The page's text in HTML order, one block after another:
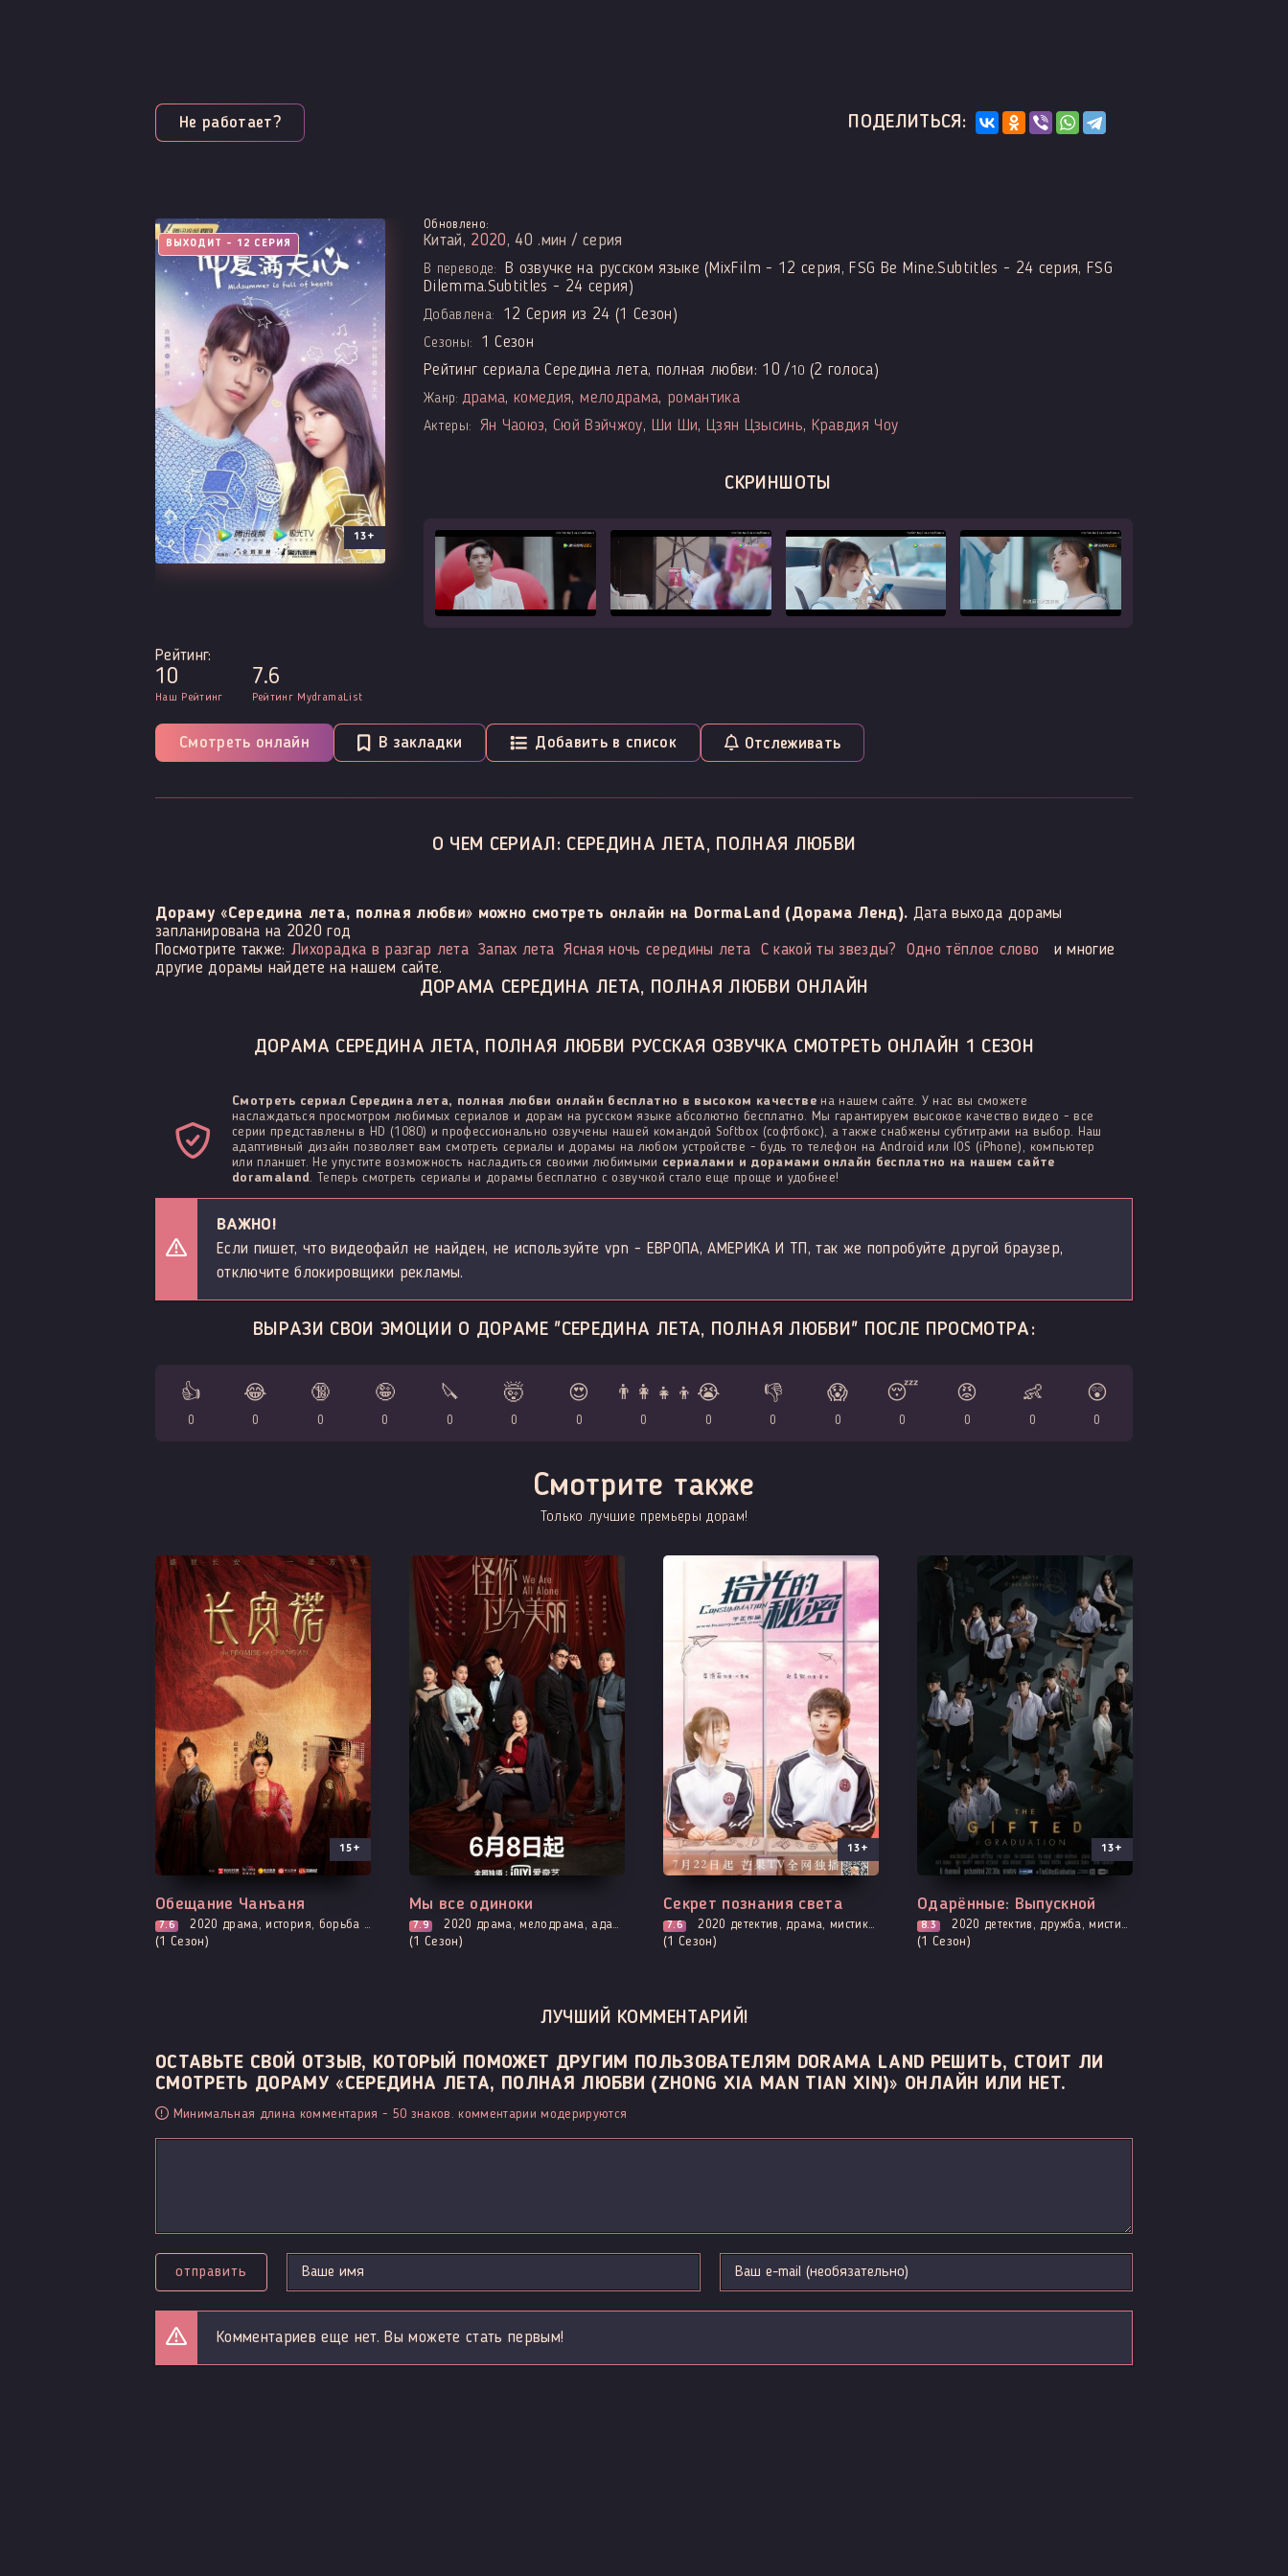
Не работает? ПОДЕЛИТЬСЯ:
ВЫХОДИТ - 12 СЕРИЯ
13+
Обновлено:
Китай, 2020, 40 .мин / серия
В переводе:
В озвучке на русском языке (MixFilm - 12 серия, FSG Be Mine.Subtitles - 24 серия, FSG
Dilemma.Subtitles - 24 серия)
Добавлена: 12 Серия из 24 (1 Сезон)
Сезоны:
1 Сезон
Рейтинг сериала Середина лета, полная любви: 10 /10 (2 голоса)
Жанр: драма,комедия,мелодрама, романтика
Актеры: Ян Чаоюэ,Сюй Вэйчжоу, Ши Ши, Цзян Цзысинь, Кравдия Чоу
СКРИНШОТЫ
Рейтинг:
10
Наш Рейтинг
7.6
Рейтинг MydramaList
Смотреть онлайн В закладки Добавить в список Отслеживать
О ЧЕМ СЕРИАЛ: СЕРЕДИНА ЛЕТА, ПОЛНАЯ ЛЮБВИ
Дораму «Середина лета, полная любви» можно смотреть онлайн на DormaLand (Дорама Ленд). Дата выхода дорамы
запланирована на 2020 год
Посмотрите также: Лихорадка в разгар лета Запах лета Ясная ночь середины лета С какой ты звезды? Одно тёплое слово
и многие
другие дорамы найдете на нашем сайте.
ДОРАМА СЕРЕДИНА ЛЕТА, ПОЛНАЯ ЛЮБВИ ОНЛАЙН
ДОРАМА СЕРЕДИНА ЛЕТА, ПОЛНАЯ ЛЮБВИ РУССКАЯ ОЗВУЧКА СМОТРЕТЬ ОНЛАЙН 1 СЕЗОН
Смотреть сериал Середина лета, полная любви онлайн бесплатно в высоком качествена нашем сайте. У нас вы сможете
наслаждаться просмотром любимых сериалов и дорам на русском языке абсолютно бесплатно. Мы гарантируем высокое качество видео - все
серии представлены в HD (1080) и профессионально озвучены нашей командой Softbox (софтбокс), а также снабжены субтитрами на выбор. Наш
адаптивный дизайн позволяет вам смотреть сериалы и дорамы на любом устройстве - будь то телефон на Android или IOS (iPhone), компьютер
или планшет. Не упустите возможность насладиться своими любимыми сериалами и дорамами онлайн бесплатно на нашем сайте
doramaland. Теперь смотреть сериалы и дорамы бесплатно с озвучкой стало еще проще и удобнее!
ВАЖНО!
Если пишет, что видеофайл не найден, не используйте vpn - ЕВРОПА, АМЕРИКА И ТП, так же попробуйте другой браузер,
отключите блокировщики рекламы.
ВЫРАЗИ СВОИ ЭМОЦИИ О ДОРАМЕ "СЕРЕДИНА ЛЕТА, ПОЛНАЯ ЛЮБВИ" ПОСЛЕ ПРОСМОТРА:
👍
0
😂
0
🔞
0
🤪
0
🔪
0
🤯
0
😍
0
👨‍👩‍👧‍👦
0
😭
0
👎
0
😱
0
😴
0
😡
0
👶
0
😲
0
Смотрите также
Только лучшие премьеры дорам!
Все серии
15+
Обещание Чанъаня
7.6 2020 драма, история, борьба за власть, политика, романтика
(1 Сезон)
Выходит - 5 Серия
Мы все одиноки
7.9 2020 драма, мелодрама, адаптация новел, повседневность, романтика
(1 Сезон)
Выходит - 11 Серия
13+
Секрет познания света
7.6 2020 детектив, драма, мистика, убийство, трагическое прошлое, мелодрама, про молодость и любовь, романтика, триллер, фантастика, про школу и школьников
(1 Сезон)
Все серии
13+
Одарённые: Выпускной
8.3 2020 детектив, дружба, мистика, борьба за власть, психология, про призраков, демонов и сверхъестественное, триллер, фэнтези, про школу и школьников
(1 Сезон)
ЛУЧШИЙ КОММЕНТАРИЙ!
ОСТАВЬТЕ СВОЙ ОТЗЫВ, КОТОРЫЙ ПОМОЖЕТ ДРУГИМ ПОЛЬЗОВАТЕЛЯМ DORAMA LAND РЕШИТЬ, СТОИТ ЛИ
СМОТРЕТЬ ДОРАМУ «СЕРЕДИНА ЛЕТА, ПОЛНАЯ ЛЮБВИ (ZHONG XIA MAN TIAN XIN)» ОНЛАЙН ИЛИ НЕТ.
Минимальная длина комментария - 50 знаков. комментарии модерируются
отправить
Комментариев еще нет. Вы можете стать первым!